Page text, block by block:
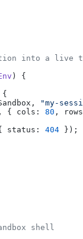
into a live
) {
{
"my-
{ cols: 80 ,
status: 404 });
shell